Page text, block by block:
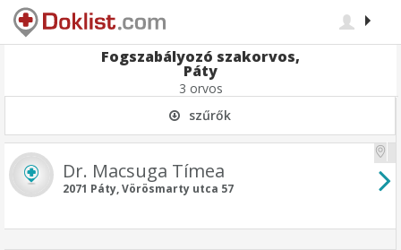
Fogszabályozó szakorvos,
Páty
3 orvos
szűrők
Dr. Macsuga Tímea
2071 Páty, Vörösmarty utca 57